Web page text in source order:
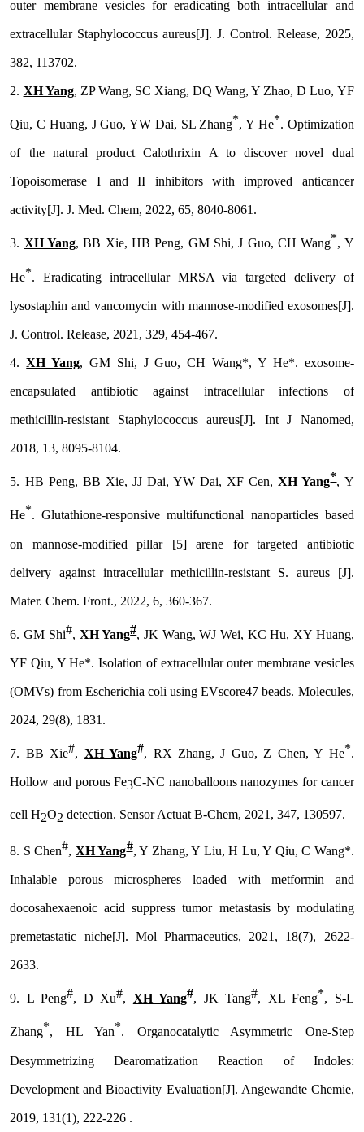
outer membrane vesicles for eradicating both intracellular and
extracellular Staphylococcus aureus[J].J. Control. Release, 2025,
382, 113702.
2. XH Yang, ZP Wang, SC Xiang, DQ Wang, Y Zhao, D Luo, YF
Qiu, C Huang, J Guo, YW Dai, SL Zhang*, Y He*. Optimization
of the natural product Calothrixin A to discover novel dual
Topoisomerase I and II inhibitors with improved anticancer
activity[J].J. Med. Chem, 2022, 65, 8040-8061.
3. XH Yang, BB Xie, HB Peng, GM Shi, J Guo, CH Wang*, Y
He*. Eradicating intracellular MRSA via targeted delivery of
lysostaphin and vancomycin with mannose-modified exosomes[J].
J. Control. Release, 2021, 329, 454-467.
4.XH Yang, GM Shi, J Guo, CH Wang*, Y He*. exosome-
encapsulated antibiotic against intracellular infections of
methicillin-resistant Staphylococcus aureus[J]. Int J Nanomed,
2018, 13, 8095-8104.
5. HB Peng, BB Xie, JJ Dai, YW Dai, XF Cen,XH Yang*, Y
He*. Glutathione-responsive multifunctional nanoparticles based
on mannose-modified pillar [5] arene for targeted antibiotic
delivery against intracellular methicillin-resistant S. aureus[J].
Mater. Chem. Front., 2022, 6, 360-367.
6.GM Shi#, XH Yang#, JK Wang, WJ Wei, KC Hu, XY Huang,
YF Qiu, Y He*. Isolation of extracellular outer membrane vesicles
(OMVs) from Escherichia coli using EVscore47 beads. Molecules,
2024, 29(8), 1831.
7. BB Xie#, XH Yang#, RX Zhang, J Guo, Z Chen, Y He*.
Hollow and porous Fe3C-NC nanoballoons nanozymes for cancer
cell H2O2 detection. Sensor Actuat B-Chem, 2021, 347, 130597.
8. S Chen#, XH Yang#, Y Zhang, Y Liu, H Lu, Y Qiu, C Wang*.
Inhalable porous microspheres loaded with metformin and
docosahexaenoic acid suppress tumor metastasis by modulating
premetastatic niche[J]. Mol Pharmaceutics, 2021, 18(7), 2622-
2633.
9. L Peng#, D Xu#, XH Yang#, JK Tang#, XL Feng*, S-L
Zhang*, HL Yan*. Organocatalytic Asymmetric One-Step
Desymmetrizing Dearomatization Reaction of Indoles:
Development and Bioactivity Evaluation[J]. Angewandte Chemie,
2019, 131(1), 222-226 .